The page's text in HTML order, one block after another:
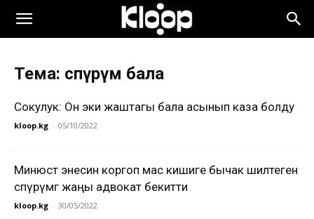
Тема: өспүрүм бала
Сокулук: Он эки жаштагы бала асынып каза болду
kloop.kg - 05/10/2022
Минюст энесин коргоп мас кишиге бычак шилтеген
өспүрүмгө жаңы адвокат бекитти
kloop.kg - 30/05/2022